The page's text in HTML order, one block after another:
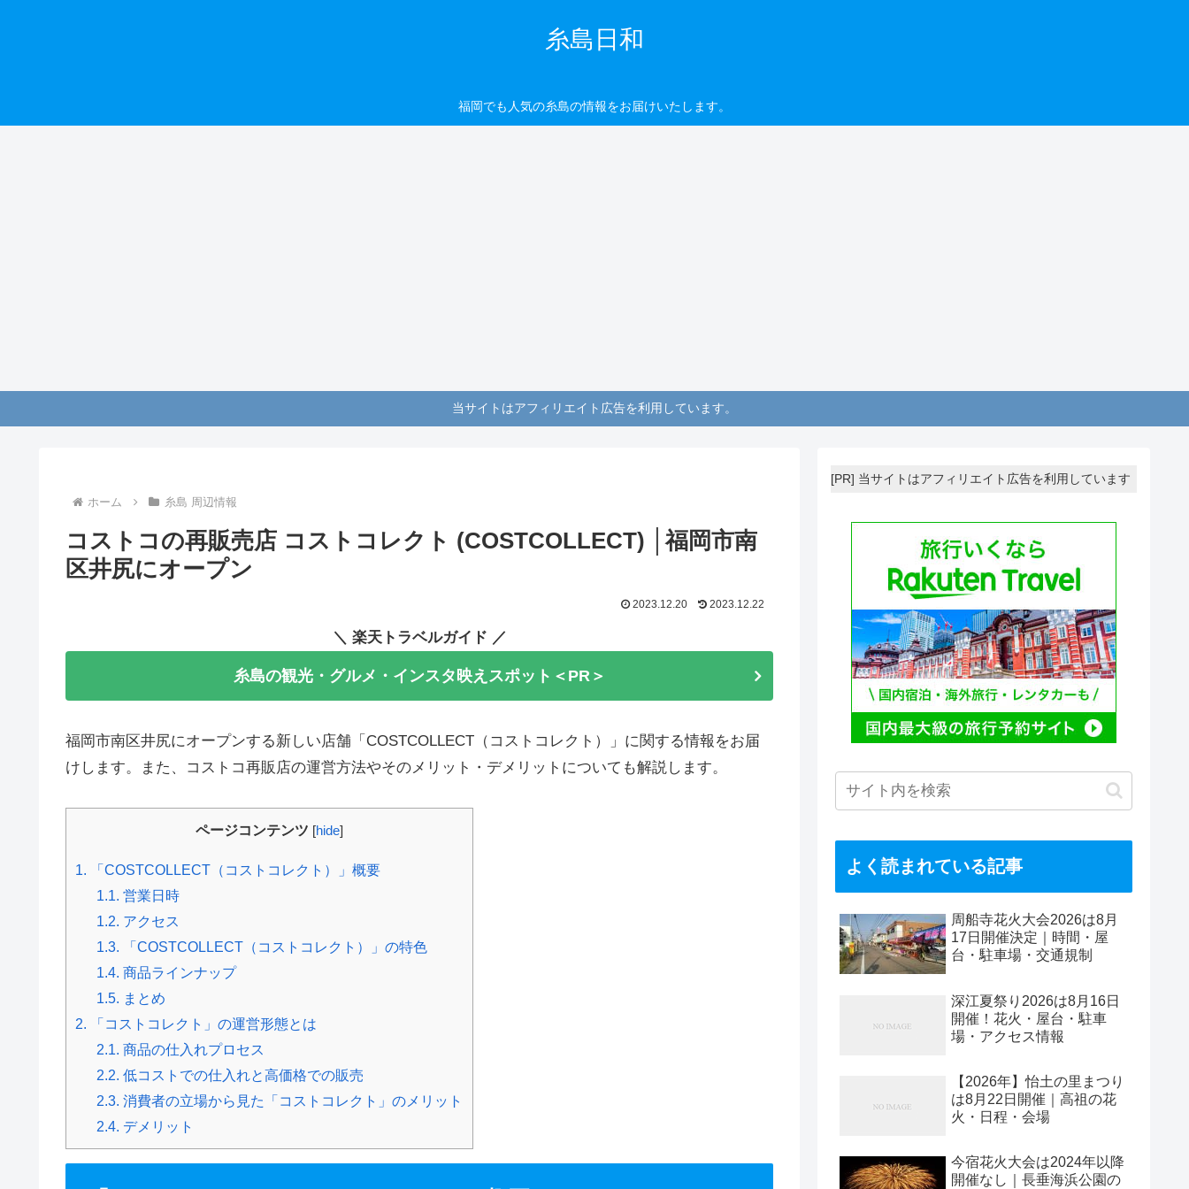
糸島日和
福岡でも人気の糸島の情報をお届けいたします。
当サイトはアフィリエイト広告を利用しています。
ホーム 糸島 周辺情報
コストコの再販売店 コストコレクト (COSTCOLLECT) │福岡市南
区井尻にオープン
2023.12.20 2023.12.22
＼ 楽天トラベルガイド ／
糸島の観光・グルメ・インスタ映えスポット＜PR＞
福岡市南区井尻にオープンする新しい店舗「COSTCOLLECT（コストコレクト）」に関する情報をお届
けします。また、コストコ再販店の運営方法やそのメリット・デメリットについても解説します。
ページコンテンツ [hide]
1. 「COSTCOLLECT（コストコレクト）」概要
1.1. 営業日時
1.2. アクセス
1.3. 「COSTCOLLECT（コストコレクト）」の特色
1.4. 商品ラインナップ
1.5. まとめ
2. 「コストコレクト」の運営形態とは
2.1. 商品の仕入れプロセス
2.2. 低コストでの仕入れと高価格での販売
2.3. 消費者の立場から見た「コストコレクト」のメリット
2.4. デメリット
[PR] 当サイトはアフィリエイト広告を利用しています
よく読まれている記事
周船寺花火大会2026は8月
17日開催決定｜時間・屋
台・駐車場・交通規制
深江夏祭り2026は8月16日
開催！花火・屋台・駐車
場・アクセス情報
【2026年】怡土の里まつり
は8月22日開催｜高祖の花
火・日程・会場
今宿花火大会は2024年以降
開催なし｜長垂海浜公園の